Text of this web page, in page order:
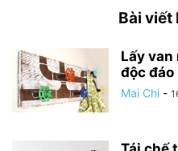
Bài viết
Lấy van
độc đáo
Mai Chi -